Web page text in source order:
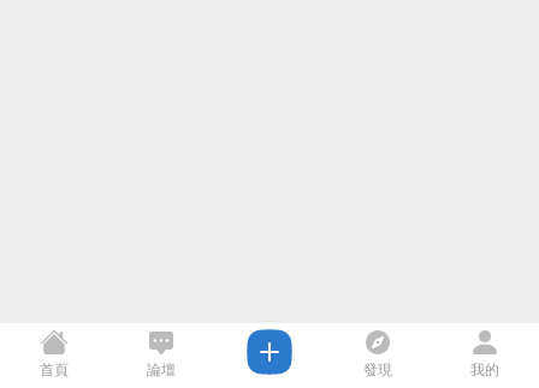
首頁 論壇 發現 我的